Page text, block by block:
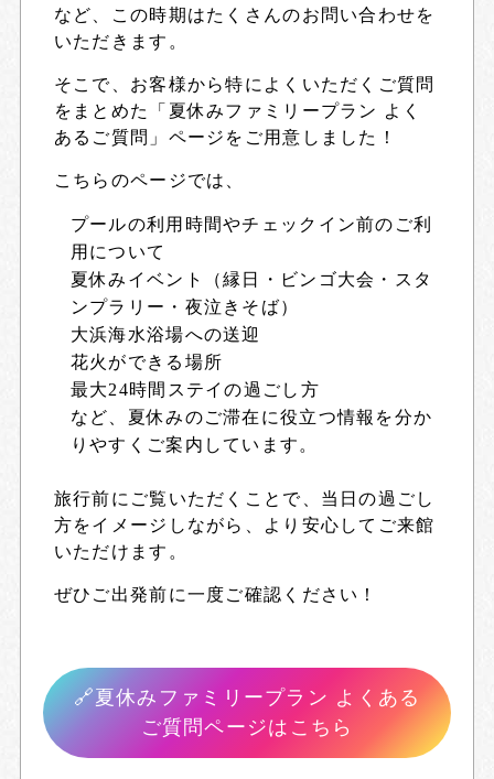
など、この時期はたくさんのお問い合わせを
いただきます。
そこで、お客様から特によくいただくご質問
をまとめた「夏休みファミリープラン よく
あるご質問」ページをご用意しました！
こちらのページでは、
プールの利用時間やチェックイン前のご利
用について
夏休みイベント（縁日・ビンゴ大会・スタ
ンプラリー・夜泣きそば）
大浜海水浴場への送迎
花火ができる場所
最大24時間ステイの過ごし方
など、夏休みのご滞在に役立つ情報を分か
りやすくご案内しています。
旅行前にご覧いただくことで、当日の過ごし
方をイメージしながら、より安心してご来館
いただけます。
ぜひご出発前に一度ご確認ください！
🔗夏休みファミリープラン よくある
ご質問ページはこちら